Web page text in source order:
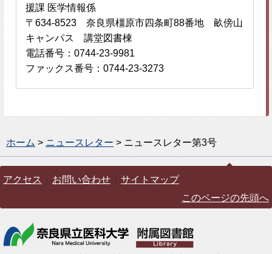
援課 医学情報係
〒634-8523 奈良県橿原市四条町88番地 畝傍山
キャンパス 講堂図書棟
電話番号：0744-23-9981
ファックス番号：0744-23-3273
ホーム > ニュースレター > ニュースレター第3号
アクセス お問い合わせ
サイトマップ
このページの先頭へ